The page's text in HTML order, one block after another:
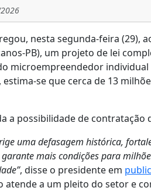
nesta segunda-feira (29),
PB), um projeto de lei
microempreendedor individual
se que cerca de 13
a possibilidade de contratação
uma defasagem histórica,
mais condições para
, disse o presidente em
atende a um pleito do setor e